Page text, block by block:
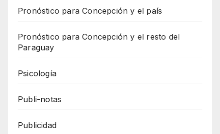
Pronóstico para Concepción y el país
Pronóstico para Concepción y el resto del
Paraguay
Psicología
Publi-notas
Publicidad